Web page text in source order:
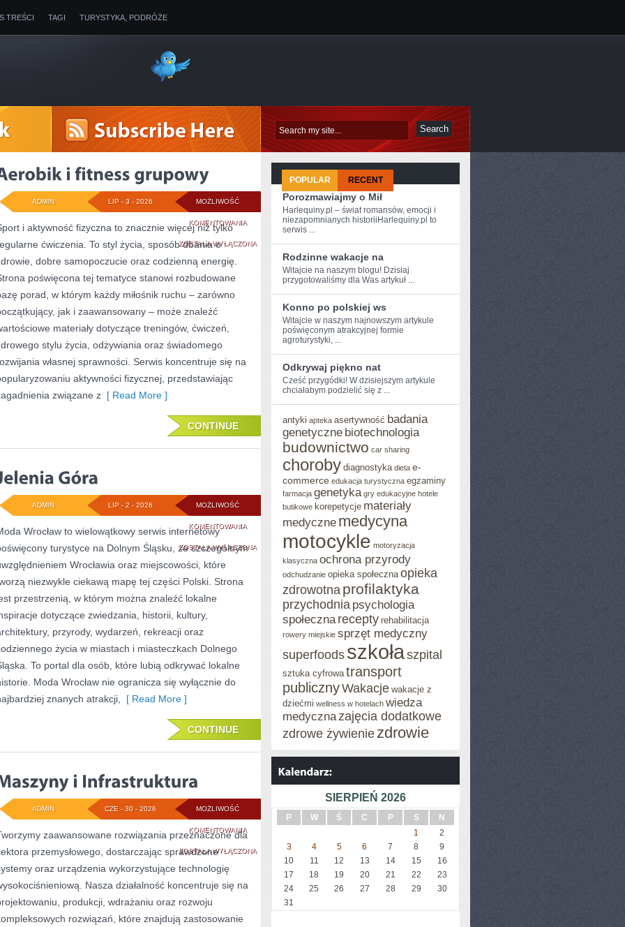
TREŚCI TAGI TURYSTYKA, PODRÓŻE
MOŻLIWOŚĆ
KOMENTOWANIAAEROBIK
I
FITNESS
GRUPOWY
ZOSTAŁA WYŁĄCZONA
LIP - 3 - 2026
ADMIN
i aktywność fizyczna to znacznie więcej niż tylko
ćwiczenia. To styl życia, sposób dbania o
dobre samopoczucie oraz codzienną energię.
poświęcona tej tematyce stanowi rozbudowane
porad, w którym każdy miłośnik ruchu – zarówno
jak i zaawansowany – może znaleźć
materiały dotyczące treningów, ćwiczeń,
stylu życia, odżywiania oraz świadomego
własnej sprawności. Serwis koncentruje się na
aktywności fizycznej, przedstawiając
związane z [ Read More ]
CONTINUE
MOŻLIWOŚĆ
KOMENTOWANIAJELENIA
GÓRA
ZOSTAŁA WYŁĄCZONA
LIP - 2 - 2026
ADMIN
Wrocław to wielowątkowy serwis internetowy
turystyce na Dolnym Śląsku, ze szczególnym
Wrocławia oraz miejscowości, które
niezwykle ciekawą mapę tej części Polski. Strona
przestrzenią, w którym można znaleźć lokalne
dotyczące zwiedzania, historii, kultury,
przyrody, wydarzeń, rekreacji oraz
życia w miastach i miasteczkach Dolnego
To portal dla osób, które lubią odkrywać lokalne
Moda Wrocław nie ogranicza się wyłącznie do
znanych atrakcji,
[ Read More ]
CONTINUE
MOŻLIWOŚĆ
KOMENTOWANIAMASZYNY
I
INFRASTRUKTURA
ZOSTAŁA WYŁĄCZONA
CZE - 30 - 2026
ADMIN
zaawansowane rozwiązania przeznaczone dla
przemysłowego, dostarczając sprawdzone
oraz urządzenia wykorzystujące technologię
Nasza działalność koncentruje się na
produkcji, wdrażaniu oraz rozwoju
rozwiązań, które znajdują zastosowanie
POPULAR RECENT
Porozmawiajmy o Mił
Harlequiny.pl – świat romansów, emocji i
niezapomnianych historiiHarlequiny.pl to
serwis ...
Rodzinne wakacje na
Witajcie na ​naszym blogu!‍ Dzisiaj
przygotowaliśmy​ dla Was artykuł‍ ...
Konno po polskiej ws
Witajcie w naszym najnowszym artykule
poświęconym atrakcyjnej formie
agroturystyki, ...
Odkrywaj piękno nat
Cześć przygódki! W dzisiejszym artykule⁢
chciałabym podzielić ⁢się z ...
antyki apteka asertywność badania
genetyczne biotechnologia
budownictwo car sharing
choroby diagnostyka dieta e-
commerce edukacja turystyczna egzaminy
farmacja genetyka gry edukacyjne hotele
butikowe korepetycje materiały
medyczne medycyna
motocykle motoryzacja
klasyczna ochrona przyrody
odchudzanie opieka społeczna opieka
zdrowotna profilaktyka
przychodnia psychologia
społeczna recepty rehabilitacja
rowery miejskie sprzęt medyczny
superfoods szkołaszpital
sztuka cyfrowa transport
publicznyWakacje wakacje z
dziećmi wellness w hotelach wiedza
medycznazajęcia dodatkowe
zdrowe żywienie zdrowie
SIERPIEŃ 2026
P W Ś C P S
N
1
2
3
4 5 6 7 8
9
10
11 12 13 14 15
16
17
18 19 20 21 22
23
24
25 26 27 28 29
30
31